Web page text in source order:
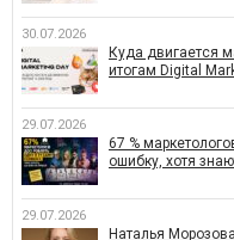
30.07.2026
Куда двигается
итогам Digital
29.07.2026
67 %
ошибку, хотя
29.07.2026
Наталья